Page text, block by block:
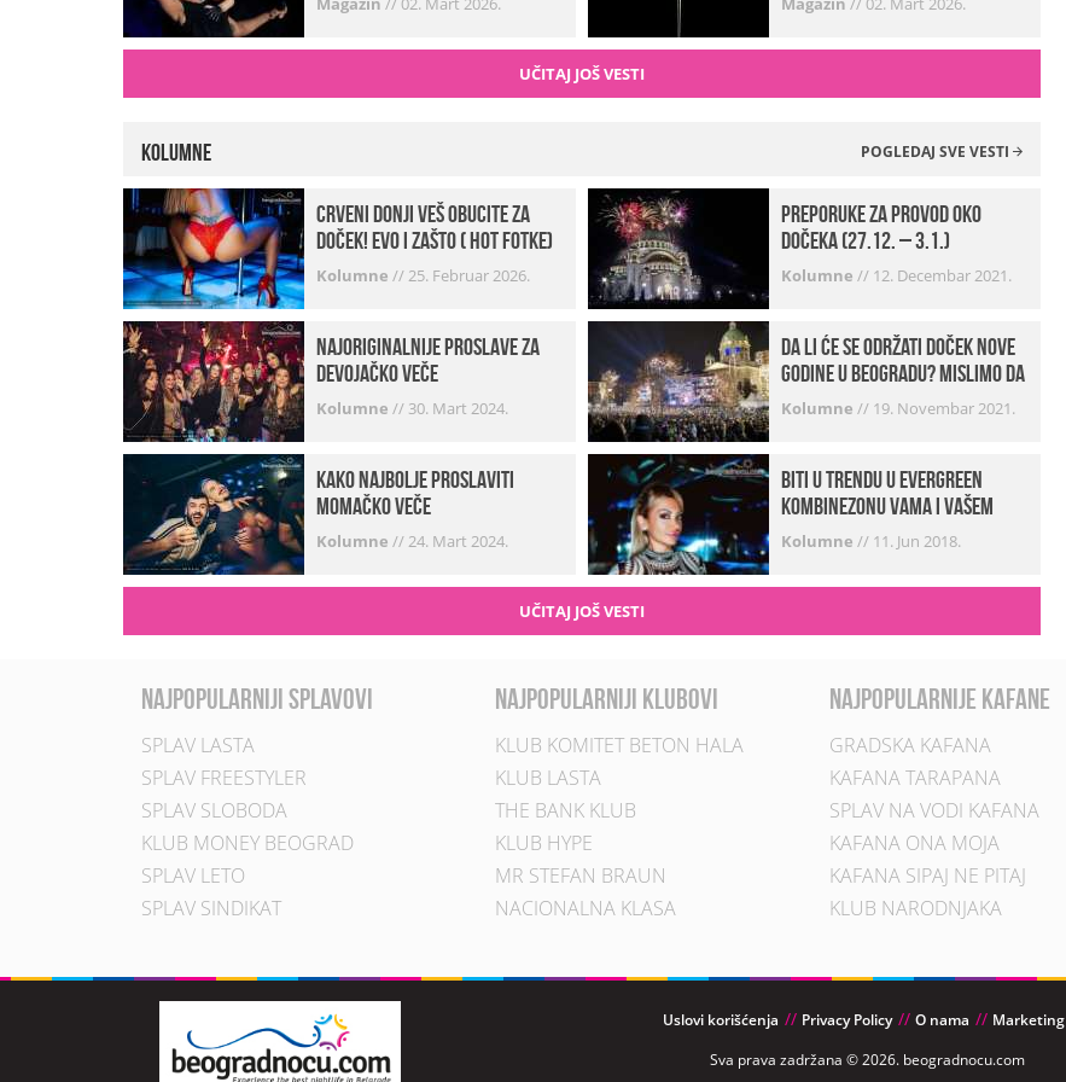
UČITAJ JOŠ VESTI
Kolumne POGLEDAJ SVE VESTI
Crveni donji veš obucite za
doček! Evo i zašto ( hot fotke)
Kolumne //25. Februar 2026.
Najoriginalnije proslave za
devojačko veče
Kolumne // 30. Mart 2024.
Kako najbolje proslaviti
momačko veče
Kolumne //24. Mart 2024.
Preporuke za provod oko
dočeka (27.12. – 3.1.)
Kolumne // 12. Decembar 2021.
Da li će se održati doček Nove
godine u Beogradu? Mislimo da
imamo jako DOBRE VESTI!
Kolumne // 19. Novembar 2021.
Biti u trendu u Evergreen
kombinezonu vama i vašem
frendu
Kolumne // 11. Jun 2018.
UČITAJ JOŠ VESTI
najpopularniji splavovi
SPLAV LASTA
SPLAV FREESTYLER
SPLAV SLOBODA
KLUB MONEY BEOGRAD
SPLAV LETO
SPLAV SINDIKAT
najpopularniji klubovi
KLUB KOMITET BETON HALA
KLUB LASTA
THE BANK KLUB
KLUB HYPE
MR STEFAN BRAUN
NACIONALNA KLASA
najpopularnije kafane
GRADSKA KAFANA
KAFANA TARAPANA
SPLAV NA VODI KAFANA
KAFANA ONA MOJA
KAFANA SIPAJ NE PITAJ
KLUB NARODNJAKA
Uslovi korišćenja Privacy Policy O nama
Marketing
Sva prava zadržana © 2026. beogradnocu.com